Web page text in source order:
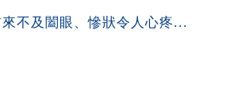
不及闔眼、慘狀令人心疼...